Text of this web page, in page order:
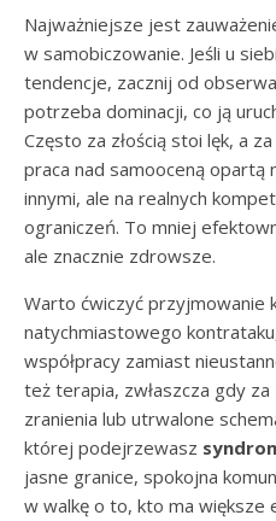
Najważniejsze jest
w samobiczowanie. Jeśli u
tendencje, zacznij od
potrzeba dominacji, co ją
Często za złością stoi lęk, a
praca nad samooceną opartą
innymi, ale na realnych
ograniczeń. To mniej
ale znacznie zdrowsze.
Warto ćwiczyć przyjmowanie
natychmiastowego
współpracy zamiast
też terapia, zwłaszcza gdy
zranienia lub utrwalone
której podejrzewasz
jasne granice, spokojna
w walkę o to, kto ma większe